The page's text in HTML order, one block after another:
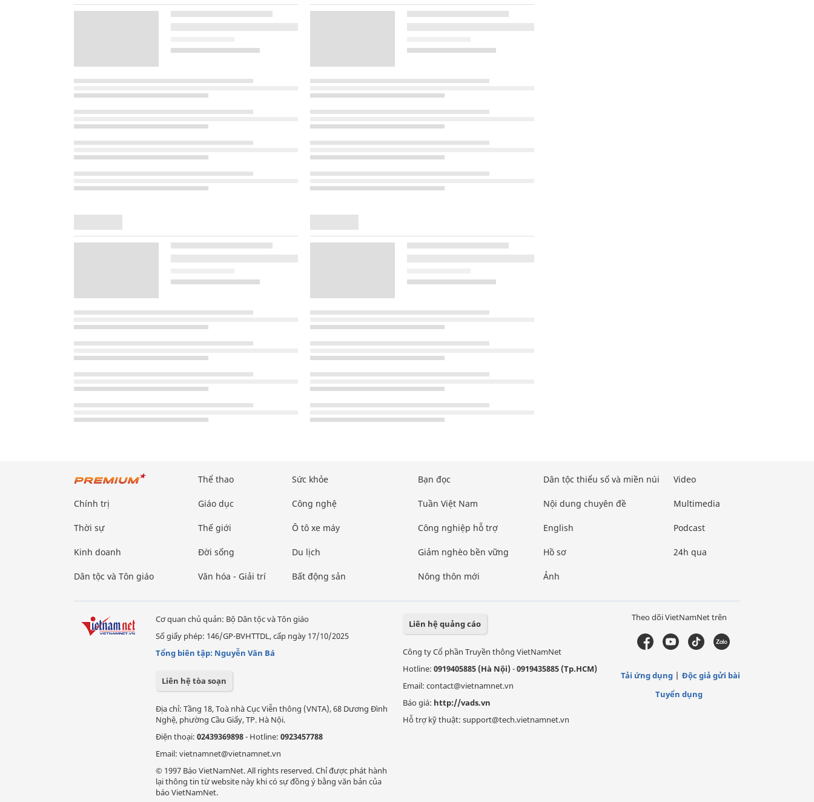
Chính trị
Thời sự
Kinh doanh
Dân tộc và Tôn giáo
Thể thao
Giáo dục
Thế giới
Đời sống
Văn hóa - Giải trí
Sức khỏe
Công nghệ
Ô tô xe máy
Du lịch
Bất động sản
Bạn đọc
Tuần Việt Nam
Công nghiệp hỗ trợ
Giảm nghèo bền vững
Nông thôn mới
Dân tộc thiểu số và miền núi
Nội dung chuyên đề
English
Hồ sơ
Ảnh
Video
Multimedia
Podcast
24h qua
Cơ quan chủ quản: Bộ Dân tộc và Tôn giáo
Số giấy phép: 146/GP-BVHTTDL, cấp ngày 17/10/2025
Tổng biên tập: Nguyễn Văn Bá
Liên hệ tòa soạn
Địa chỉ: Tầng 18, Toà nhà Cục Viễn thông (VNTA), 68 Dương Đình
Nghệ, phường Cầu Giấy, TP. Hà Nội.
Điện thoại: 02439369898- Hotline: 0923457788
Email: vietnamnet@vietnamnet.vn
© 1997 Báo VietNamNet. All rights reserved. Chỉ được phát hành
lại thông tin từ website này khi có sự đồng ý bằng văn bản của
báo VietNamNet.
Liên hệ quảng cáo
Công ty Cổ phần Truyền thông VietNamNet
Hotline: 0919405885 (Hà Nội)-0919435885 (Tp.HCM)
Email: contact@vietnamnet.vn
Báo giá: http://vads.vn
Hỗ trợ kỹ thuật: support@tech.vietnamnet.vn
Theo dõi VietNamNet trên
Tải ứng dụng
Độc giả gửi bài
Tuyển dụng